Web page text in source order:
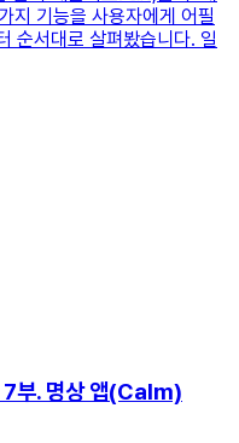
지 기능을 사용자에게 어필
순서대로 살펴봤습니다. 일
7부. 명상 앱(Calm)